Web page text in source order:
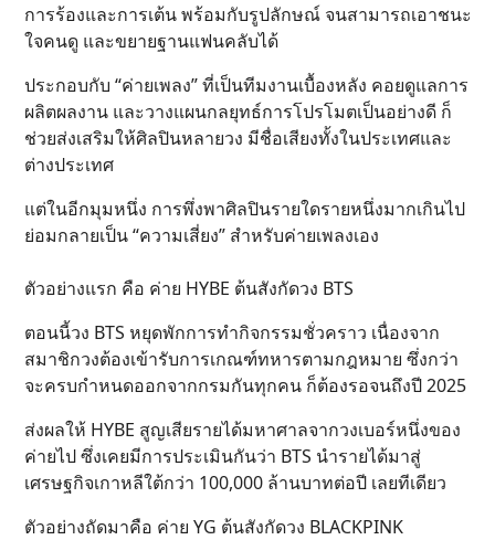
การร้องและการเต้น พร้อมกับรูปลักษณ์ จนสามารถเอาชนะ
ใจคนดู และขยายฐานแฟนคลับได้
ประกอบกับ “ค่ายเพลง” ที่เป็นทีมงานเบื้องหลัง คอยดูแลการ
ผลิตผลงาน และวางแผนกลยุทธ์การโปรโมตเป็นอย่างดี ก็
ช่วยส่งเสริมให้ศิลปินหลายวง มีชื่อเสียงทั้งในประเทศและ
ต่างประเทศ
แต่ในอีกมุมหนึ่ง การพึ่งพาศิลปินรายใดรายหนึ่งมากเกินไป
ย่อมกลายเป็น “ความเสี่ยง” สำหรับค่ายเพลงเอง
ตัวอย่างแรก คือ ค่าย HYBE ต้นสังกัดวง BTS
ตอนนี้วง BTS หยุดพักการทำกิจกรรมชั่วคราว เนื่องจาก
สมาชิกวงต้องเข้ารับการเกณฑ์ทหารตามกฎหมาย ซึ่งกว่า
จะครบกำหนดออกจากกรมกันทุกคน ก็ต้องรอจนถึงปี 2025
ส่งผลให้ HYBE สูญเสียรายได้มหาศาลจากวงเบอร์หนึ่งของ
ค่ายไป ซึ่งเคยมีการประเมินกันว่า BTS นำรายได้มาสู่
เศรษฐกิจเกาหลีใต้กว่า 100,000 ล้านบาทต่อปี เลยทีเดียว
ตัวอย่างถัดมาคือ ค่าย YG ต้นสังกัดวง BLACKPINK